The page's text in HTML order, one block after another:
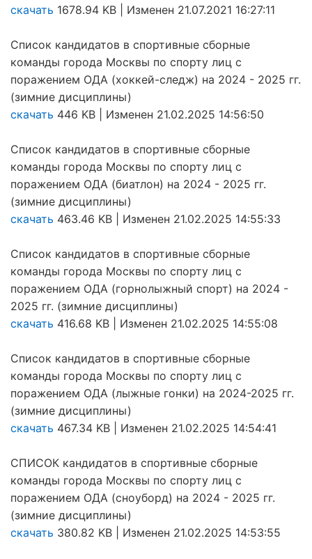
скачать 1678.94 KB | Изменен 21.07.2021 16:27:11
Список кандидатов в спортивные сборные
команды города Москвы по спорту лиц с
поражением ОДА (хоккей-следж) на 2024 - 2025 гг.
(зимние дисциплины)
скачать 446 KB | Изменен 21.02.2025 14:56:50
Список кандидатов в спортивные сборные
команды города Москвы по спорту лиц с
поражением ОДА (биатлон) на 2024 - 2025 гг.
(зимние дисциплины)
скачать 463.46 KB | Изменен 21.02.2025 14:55:33
Список кандидатов в спортивные сборные
команды города Москвы по спорту лиц с
поражением ОДА (горнолыжный спорт) на 2024 -
2025 гг. (зимние дисциплины)
скачать 416.68 KB | Изменен 21.02.2025 14:55:08
Список кандидатов в спортивные сборные
команды города Москвы по спорту лиц с
поражением ОДА (лыжные гонки) на 2024-2025 гг.
(зимние дисциплины)
скачать 467.34 KB | Изменен 21.02.2025 14:54:41
СПИСОК кандидатов в спортивные сборные
команды города Москвы по спорту лиц с
поражением ОДА (сноуборд) на 2024 - 2025 гг.
(зимние дисциплины)
скачать 380.82 KB | Изменен 21.02.2025 14:53:55